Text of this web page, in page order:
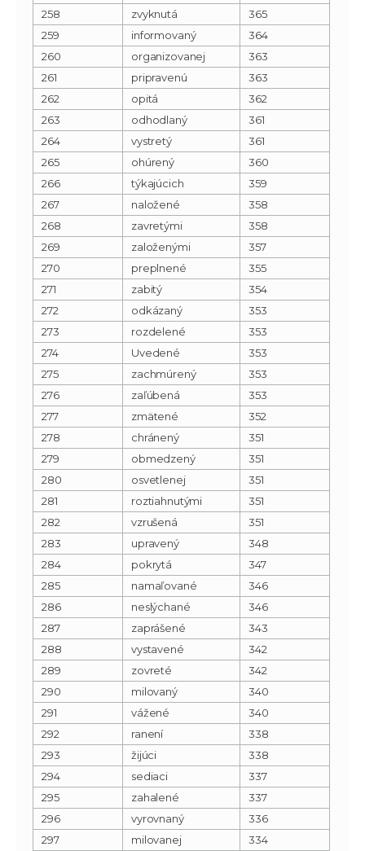
258
zvyknutá
365
259
informovaný
364
260
organizovanej
363
261
pripravenú
363
262
opitá
362
263
odhodlaný
361
264
vystretý
361
265
ohúrený
360
266
týkajúcich
359
267
naložené
358
268
zavretými
358
269
založenými
357
270
preplnené
355
271
zabitý
354
272
odkázaný
353
273
rozdelené
353
274
Uvedené
353
275
zachmúrený
353
276
zaľúbená
353
277
zmätené
352
278
chránený
351
279
obmedzený
351
280
osvetlenej
351
281
roztiahnutými
351
282
vzrušená
351
283
upravený
348
284
pokrytá
347
285
namaľované
346
286
neslýchané
346
287
zaprášené
343
288
vystavené
342
289
zovreté
342
290
milovaný
340
291
vážené
340
292
ranení
338
293
žijúci
338
294
sediaci
337
295
zahalené
337
296
vyrovnaný
336
297
milovanej 334